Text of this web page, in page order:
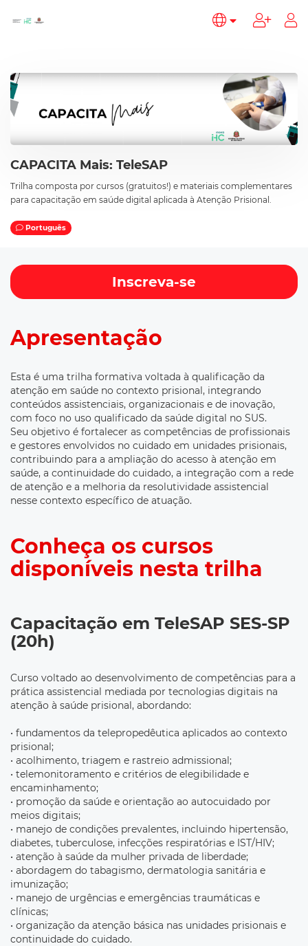
CAPACITA Mais: TeleSAP
Trilha composta por cursos (gratuitos!) e materiais complementares
para capacitação em saúde digital aplicada à Atenção Prisional.
Português
Inscreva-se
Apresentação
Esta é uma trilha formativa voltada à qualificação da
atenção em saúde no contexto prisional, integrando
conteúdos assistenciais, organizacionais e de inovação,
com foco no uso qualificado da saúde digital no SUS.
Seu objetivo é fortalecer as competências de profissionais
e gestores envolvidos no cuidado em unidades prisionais,
contribuindo para a ampliação do acesso à atenção em
saúde, a continuidade do cuidado, a integração com a rede
de atenção e a melhoria da resolutividade assistencial
nesse contexto específico de atuação.
Conheça os cursos
disponíveis nesta trilha
Capacitação em TeleSAP SES-SP
(20h)
Curso voltado ao desenvolvimento de competências para a
prática assistencial mediada por tecnologias digitais na
atenção à saúde prisional, abordando:
• fundamentos da telepropedêutica aplicados ao contexto
prisional;
• acolhimento, triagem e rastreio admissional;
• telemonitoramento e critérios de elegibilidade e
encaminhamento;
• promoção da saúde e orientação ao autocuidado por
meios digitais;
• manejo de condições prevalentes, incluindo hipertensão,
diabetes, tuberculose, infecções respiratórias e IST/HIV;
• atenção à saúde da mulher privada de liberdade;
• abordagem do tabagismo, dermatologia sanitária e
imunização;
• manejo de urgências e emergências traumáticas e
clínicas;
• organização da atenção básica nas unidades prisionais e
continuidade do cuidado.